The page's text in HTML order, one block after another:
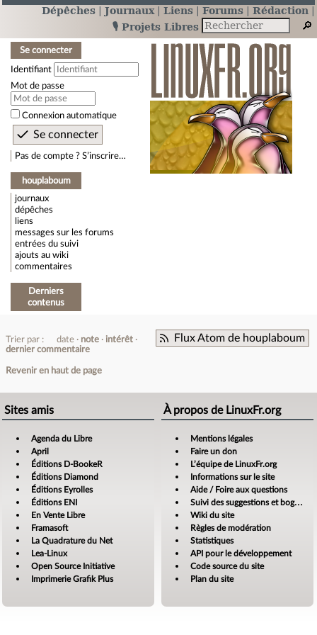
Dépêches Journaux Liens Forums
Rédaction
🎙️ Projets Libres
Se connecter
Identifiant
Mot de passe
Connexion automatique
Pas de compte ? S’inscrire…
houplaboum
journaux
dépêches
liens
messages sur les forums
entrées du suivi
ajouts au wiki
commentaires
Derniers
contenus
Flux Atom de houplaboum
Trier par : date note
intérêt
dernier commentaire
Revenir en haut de page
Sites amis
Agenda du Libre
April
Éditions D-BookeR
Éditions Diamond
Éditions Eyrolles
Éditions ENI
En Vente Libre
Framasoft
La Quadrature du Net
Lea-Linux
Open Source Initiative
Imprimerie Grafik Plus
À propos de LinuxFr.org
Mentions légales
Faire un don
L’équipe de LinuxFr.org
Informations sur le site
Aide / Foire aux questions
Suivi des suggestions et bogues
Wiki du site
Règles de modération
Statistiques
API pour le développement
Code source du site
Plan du site